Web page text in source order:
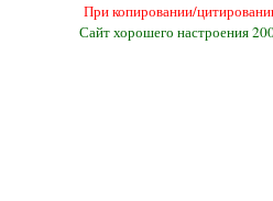
При копировании/
Сайт хорошего настроения